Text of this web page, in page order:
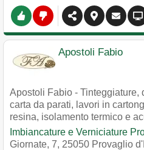
Apostoli Fabio
Apostoli Fabio - Tinteggiature,
carta da parati, lavori in
resina, isolamento termico e
Imbiancature e Verniciature
Giornate, 7, 25050 Provaglio